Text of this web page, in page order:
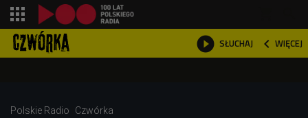
 SŁUCHAJ  WIĘCEJ

Polskie Radio
Czwórka